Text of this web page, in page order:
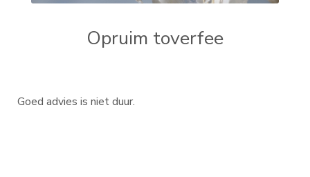
Opruim toverfee
Goed advies is niet duur.